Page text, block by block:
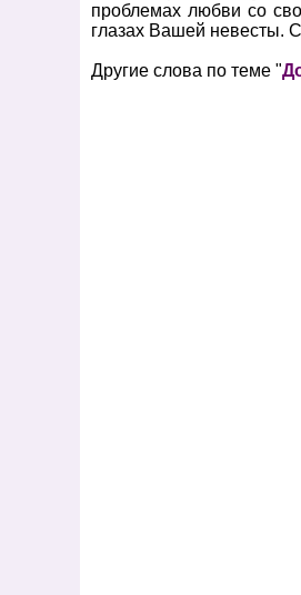
проблемах любви со
глазах Вашей невесты.
Другие слова по теме "